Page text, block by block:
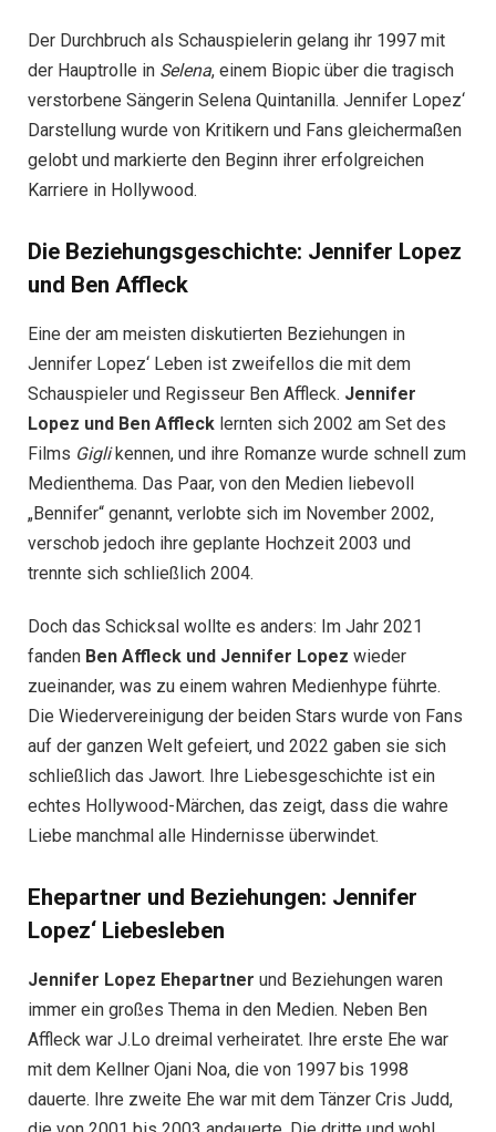
Der Durchbruch als Schauspielerin gelang ihr 1997 mit
der Hauptrolle in Selena, einem Biopic über die tragisch
verstorbene Sängerin Selena Quintanilla. Jennifer Lopez‘
Darstellung wurde von Kritikern und Fans gleichermaßen
gelobt und markierte den Beginn ihrer erfolgreichen
Karriere in Hollywood.
Die Beziehungsgeschichte: Jennifer Lopez
und Ben Affleck
Eine der am meisten diskutierten Beziehungen in
Jennifer Lopez‘ Leben ist zweifellos die mit dem
Schauspieler und Regisseur Ben Affleck. Jennifer
Lopez und Ben Affleck lernten sich 2002 am Set des
Films Giglikennen, und ihre Romanze wurde schnell zum
Medienthema. Das Paar, von den Medien liebevoll
„Bennifer“ genannt, verlobte sich im November 2002,
verschob jedoch ihre geplante Hochzeit 2003 und
trennte sich schließlich 2004.
Doch das Schicksal wollte es anders: Im Jahr 2021
fanden Ben Affleck und Jennifer Lopez wieder
zueinander, was zu einem wahren Medienhype führte.
Die Wiedervereinigung der beiden Stars wurde von Fans
auf der ganzen Welt gefeiert, und 2022 gaben sie sich
schließlich das Jawort. Ihre Liebesgeschichte ist ein
echtes Hollywood-Märchen, das zeigt, dass die wahre
Liebe manchmal alle Hindernisse überwindet.
Ehepartner und Beziehungen: Jennifer
Lopez‘ Liebesleben
Jennifer Lopez Ehepartner und Beziehungen waren
immer ein großes Thema in den Medien. Neben Ben
Affleck war J.Lo dreimal verheiratet. Ihre erste Ehe war
mit dem Kellner Ojani Noa, die von 1997 bis 1998
dauerte. Ihre zweite Ehe war mit dem Tänzer Cris Judd,